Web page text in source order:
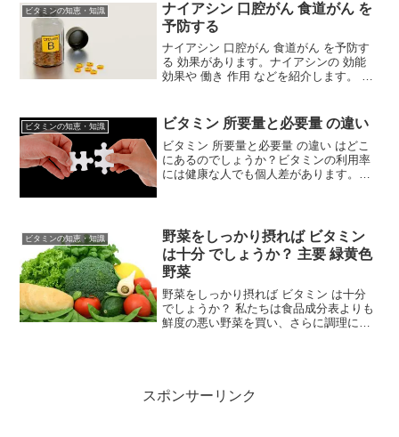
ビタミンの知恵・知識
ナイアシン 口腔がん 食道がん を
予防する
ナイアシン 口腔がん 食道がん を予防す
る 効果があります。ナイアシンの 効能
効果や 働き 作用 などを紹介します。 ナ
） の総称です。 ナイアシン は...
ビタミンの知恵・知識 ビタミン 所要量と必要量 の違い
ビタミン 所要量と必要量 の違い はどこ
にあるのでしょうか？ビタミンの利用率
には健康な人でも個人差があります。年
す。所要...
ビタミンの知恵・知識
野菜をしっかり摂れば ビタミン
は十分 でしょうか？ 主要 緑黄色
野菜
野菜をしっかり摂れば ビタミン は十分
でしょうか？ 私たちは食品成分表よりも
鮮度の悪い野菜を買い、さらに調理によ
スポンサーリンク